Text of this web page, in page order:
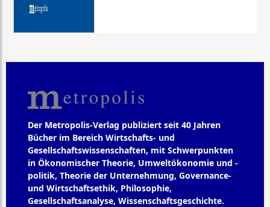
Der Metropolis-Verlag publiziert seit 40 Jahren
Bücher im Bereich Wirtschafts- und
Gesellschaftswissenschaften, mit Schwerpunkten
in Ökonomischer Theorie, Umweltökonomie und -
politik, Theorie der Unternehmung, Governance-
und Wirtschaftsethik, Philosophie,
Gesellschaftsanalyse, Wissenschaftsgeschichte.